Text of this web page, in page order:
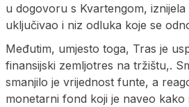
u dogovoru s Kvartengom,
uključivao i niz odluka koje se
Međutim, umjesto toga, Tras je
finansijski zemljotres na tržištu,.
smanjilo je vrijednost funte, a
monetarni fond koji je naveo kako